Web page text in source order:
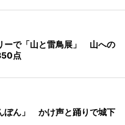
ーで「山と雷鳥展」 山への
点
ぼん」 かけ声と踊りで城下